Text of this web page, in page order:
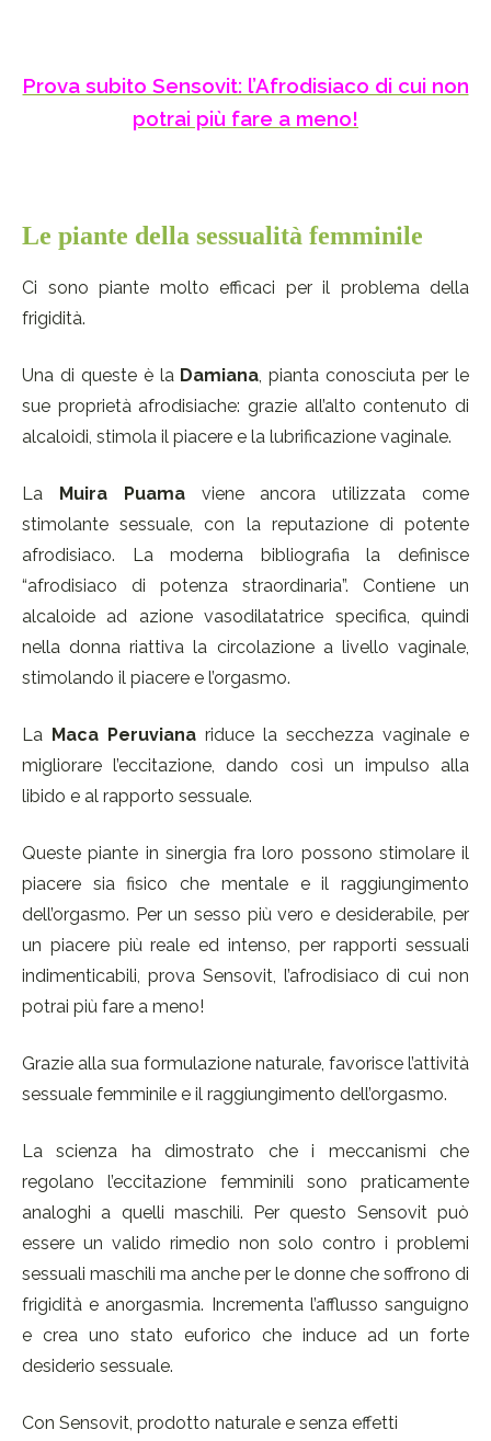
Prova subito Sensovit: l’Afrodisiaco di cui non
potrai più fare a meno!
Le piante della sessualità femminile
Ci sono piante molto efficaci per il problema della
frigidità.
Una di queste è la Damiana, pianta conosciuta per le
sue proprietà afrodisiache: grazie all’alto contenuto di
alcaloidi, stimola il piacere e la lubrificazione vaginale.
La Muira Puamaviene ancora utilizzata come
stimolante sessuale, con la reputazione di potente
afrodisiaco. La moderna bibliografia la definisce
“afrodisiaco di potenza straordinaria”. Contiene un
alcaloide ad azione vasodilatatrice specifica, quindi
nella donna riattiva la circolazione a livello vaginale,
stimolando il piacere e l’orgasmo.
La Maca Peruviana riduce la secchezza vaginale e
migliorare l’eccitazione, dando così un impulso alla
libido e al rapporto sessuale.
Queste piante in sinergia fra loro possono stimolare il
piacere sia fisico che mentale e il raggiungimento
dell’orgasmo. Per un sesso più vero e desiderabile, per
un piacere più reale ed intenso, per rapporti sessuali
indimenticabili, prova Sensovit, l’afrodisiaco di cui non
potrai più fare a meno!
Grazie alla sua formulazione naturale, favorisce l’attività
sessuale femminile e il raggiungimento dell’orgasmo.
La scienza ha dimostrato che i meccanismi che
regolano l’eccitazione femminili sono praticamente
analoghi a quelli maschili. Per questo Sensovit può
essere un valido rimedio non solo contro i problemi
sessuali maschili ma anche per le donne che soffrono di
frigidità e anorgasmia. Incrementa l’afflusso sanguigno
e crea uno stato euforico che induce ad un forte
desiderio sessuale.
Con Sensovit, prodotto naturale e senza effetti